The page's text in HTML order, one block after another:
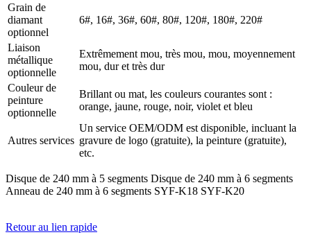
Grain de
diamant
optionnel
6#, 16#, 36#, 60#, 80#, 120#, 180#, 220#
Liaison
métallique
optionnelle
Extrêmement mou, très mou, mou, moyennement
mou, dur et très dur
Couleur de
peinture
optionnelle
Brillant ou mat, les couleurs courantes sont :
orange, jaune, rouge, noir, violet et bleu
Autres services
Un service OEM/ODM est disponible, incluant la
gravure de logo (gratuite), la peinture (gratuite),
etc.
Disque de 240 mm à 5 segments Disque de 240 mm à 6 segments
Anneau de 240 mm à 6 segments SYF-K18 SYF-K20
Retour au lien rapide